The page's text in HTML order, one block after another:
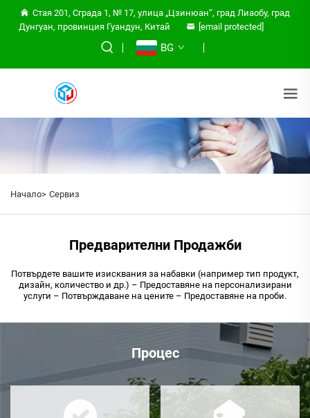
Стая 201, Сграда 1, № 17, улица „Цзинюан“, град Лиаобу, град
Дунгуан, провинция Гуандун, Китай
[email protected]
BG
Начало> Сервиз
Предварителни Продажби
Потвърдете вашите изисквания за набавки (например тип продукт,
дизайн, количество и др.) – Предоставяне на персонализирани
услуги – Потвърждаване на цените – Предоставяне на проби.
Процес